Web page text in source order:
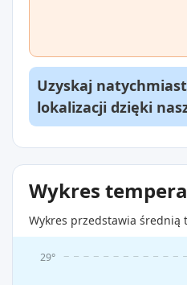
Uzyskaj
lokalizacji dzięki
Wykres
Wykres przedstawia
29°